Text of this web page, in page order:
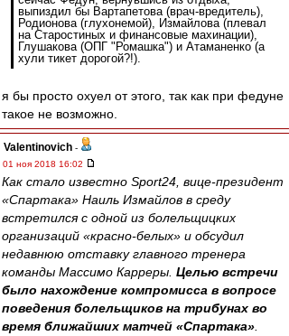
выпиздил бы Вартапетова (врач-вредитель),
Родионова (глухонемой), Измайлова (плевал
на Старостиных и финансовые махинации),
Глушакова (ОПГ "Ромашка") и Атаманенко (а
хули тикет дорогой?!).
я бы просто охуел от этого, так как при федуне
такое не возможно.
Valentinovich -
01 ноя 2018 16:02
Как стало известно Sport24, вице-президент
«Спартака» Наиль Измайлов в среду
встретился с одной из болельщицких
организаций «красно-белых» и обсудил
недавнюю отставку главного тренера
команды Массимо Карреры. Целью встречи
было нахождение компромисса в вопросе
поведения болельщиков на трибунах во
время ближайших матчей «Спартака»